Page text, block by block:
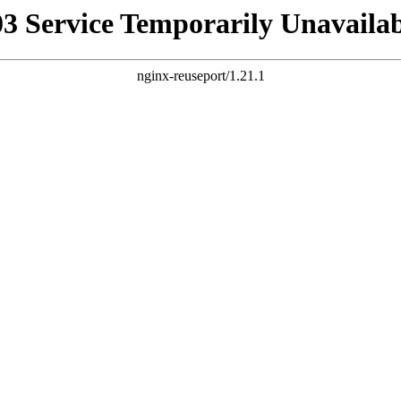
Service Temporarily
nginx-reuseport/1.21.1